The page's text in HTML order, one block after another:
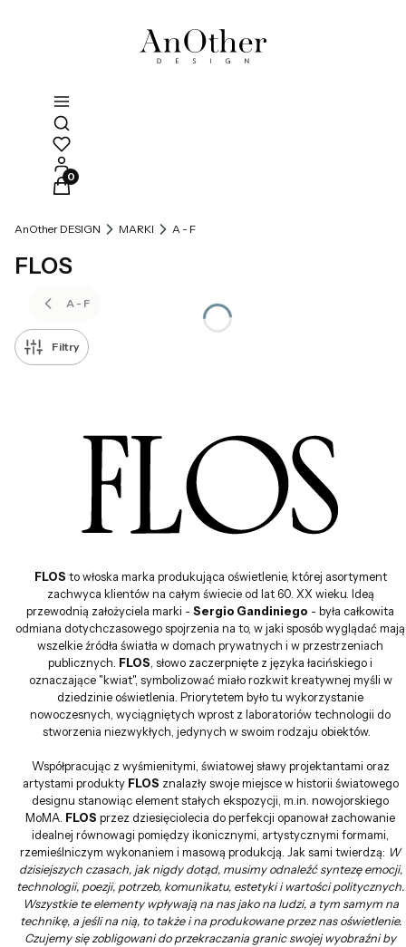
Otwórz wyszukiwarkę
Produkty w koszyku: 0. Zobacz szczegóły
AnOther DESIGN MARKI A - F
FLOS
A - F
Filtry
FLOS to włoska marka produkująca oświetlenie, której asortyment
zachwyca klientów na całym świecie od lat 60. XX wieku. Ideą
przewodnią założyciela marki - Sergio Gandiniego - była całkowita
odmiana dotychczasowego spojrzenia na to, w jaki sposób wyglądać mają
wszelkie źródła światła w domach prywatnych i w przestrzeniach
publicznych. FLOS, słowo zaczerpnięte z języka łacińskiego i
oznaczające "kwiat", symbolizować miało rozkwit kreatywnej myśli w
dziedzinie oświetlenia. Priorytetem było tu wykorzystanie
nowoczesnych, wyciągniętych wprost z laboratoriów technologii do
stworzenia niezwykłych, jedynych w swoim rodzaju obiektów.
Współpracując z wyśmienitymi, światowej sławy projektantami oraz
artystami produkty FLOS znalazły swoje miejsce w historii światowego
designu stanowiąc element stałych ekspozycji, m.in. nowojorskiego
MoMA. FLOS przez dziesięciolecia do perfekcji opanował zachowanie
idealnej równowagi pomiędzy ikonicznymi, artystycznymi formami,
rzemieślniczym wykonaniem i masową produkcją. Jak sami twierdzą: W
dzisiejszych czasach, jak nigdy dotąd, musimy odnaleźć syntezę emocji,
technologii, poezji, potrzeb, komunikatu, estetyki i wartości politycznych.
Wszystkie te elementy wpływają na nas jako na ludzi, a tym samym na
technikę, a jeśli na nią, to także i na produkowane przez nas oświetlenie.
Czujemy się zobligowani do przekraczania granic swojej wyobraźni by